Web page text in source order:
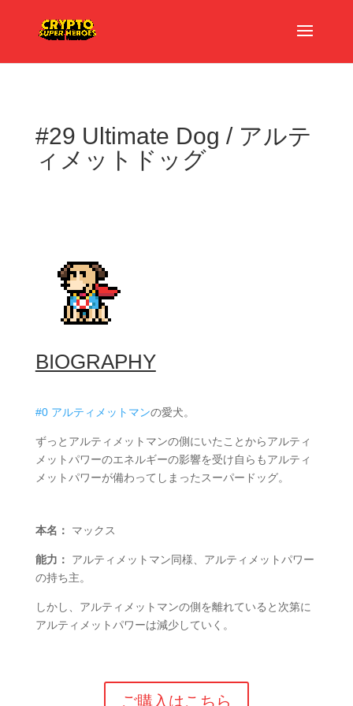
#29 Ultimate Dog / アルテ
ィメットドッグ
BIOGRAPHY
#0 アルティメットマンの愛犬。
ずっとアルティメットマンの側にいたことからアルティ
メットパワーのエネルギーの影響を受け自らもアルティ
メットパワーが備わってしまったスーパードッグ。
本名： マックス
能力： アルティメットマン同様、アルティメットパワー
の持ち主。
しかし、アルティメットマンの側を離れていると次第に
アルティメットパワーは減少していく。
ご購入はこちら